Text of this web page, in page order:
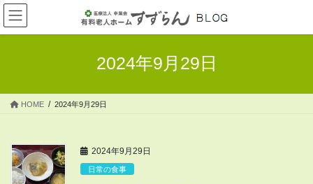
コ
ン
テ
ス
ナ
ビ
ゲ
ン
2024年9月29日
HOME 2024年9月29日
2024年9月29日
日常の食事